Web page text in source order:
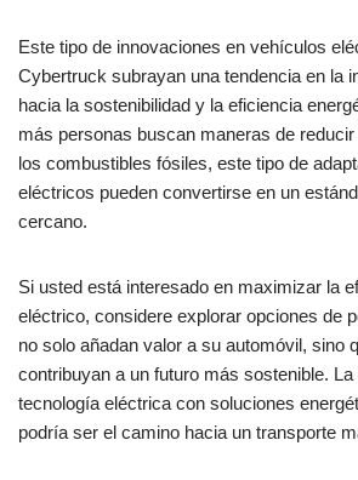
Este tipo de innovaciones en vehículos
Cybertruck subrayan una tendencia en la
hacia la sostenibilidad y la eficiencia
más personas buscan maneras de
los combustibles fósiles, este tipo de
eléctricos pueden convertirse en un
cercano.
Si usted está interesado en maximizar la
eléctrico, considere explorar opciones de
no solo añadan valor a su automóvil, sino
contribuyan a un futuro más sostenible.
tecnología eléctrica con soluciones
podría ser el camino hacia un transporte